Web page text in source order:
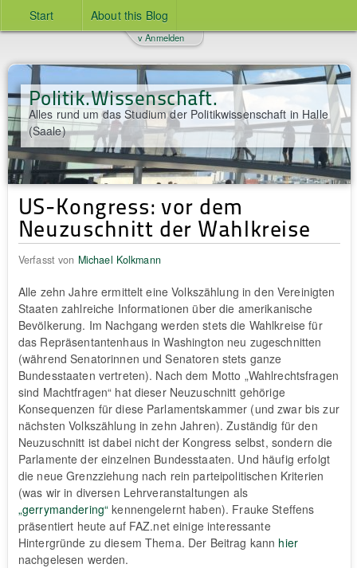
Start About this Blog
Politik.Wissenschaft.
Alles rund um das Studium der Politikwissenschaft in Halle
(Saale)
v Anmelden
US-Kongress: vor dem
Neuzuschnitt der Wahlkreise
Verfasst von Michael Kolkmann
Alle zehn Jahre ermittelt eine Volkszählung in den Vereinigten
Staaten zahlreiche Informationen über die amerikanische
Bevölkerung. Im Nachgang werden stets die Wahlkreise für
das Repräsentantenhaus in Washington neu zugeschnitten
(während Senatorinnen und Senatoren stets ganze
Bundesstaaten vertreten). Nach dem Motto „Wahlrechtsfragen
sind Machtfragen“ hat dieser Neuzuschnitt gehörige
Konsequenzen für diese Parlamentskammer (und zwar bis zur
nächsten Volkszählung in zehn Jahren). Zuständig für den
Neuzuschnitt ist dabei nicht der Kongress selbst, sondern die
Parlamente der einzelnen Bundesstaaten. Und häufig erfolgt
die neue Grenzziehung nach rein parteipolitischen Kriterien
(was wir in diversen Lehrveranstaltungen als
„gerrymandering“ kennengelernt haben). Frauke Steffens
präsentiert heute auf FAZ.net einige interessante
Hintergründe zu diesem Thema. Der Beitrag kann hier
nachgelesen werden.